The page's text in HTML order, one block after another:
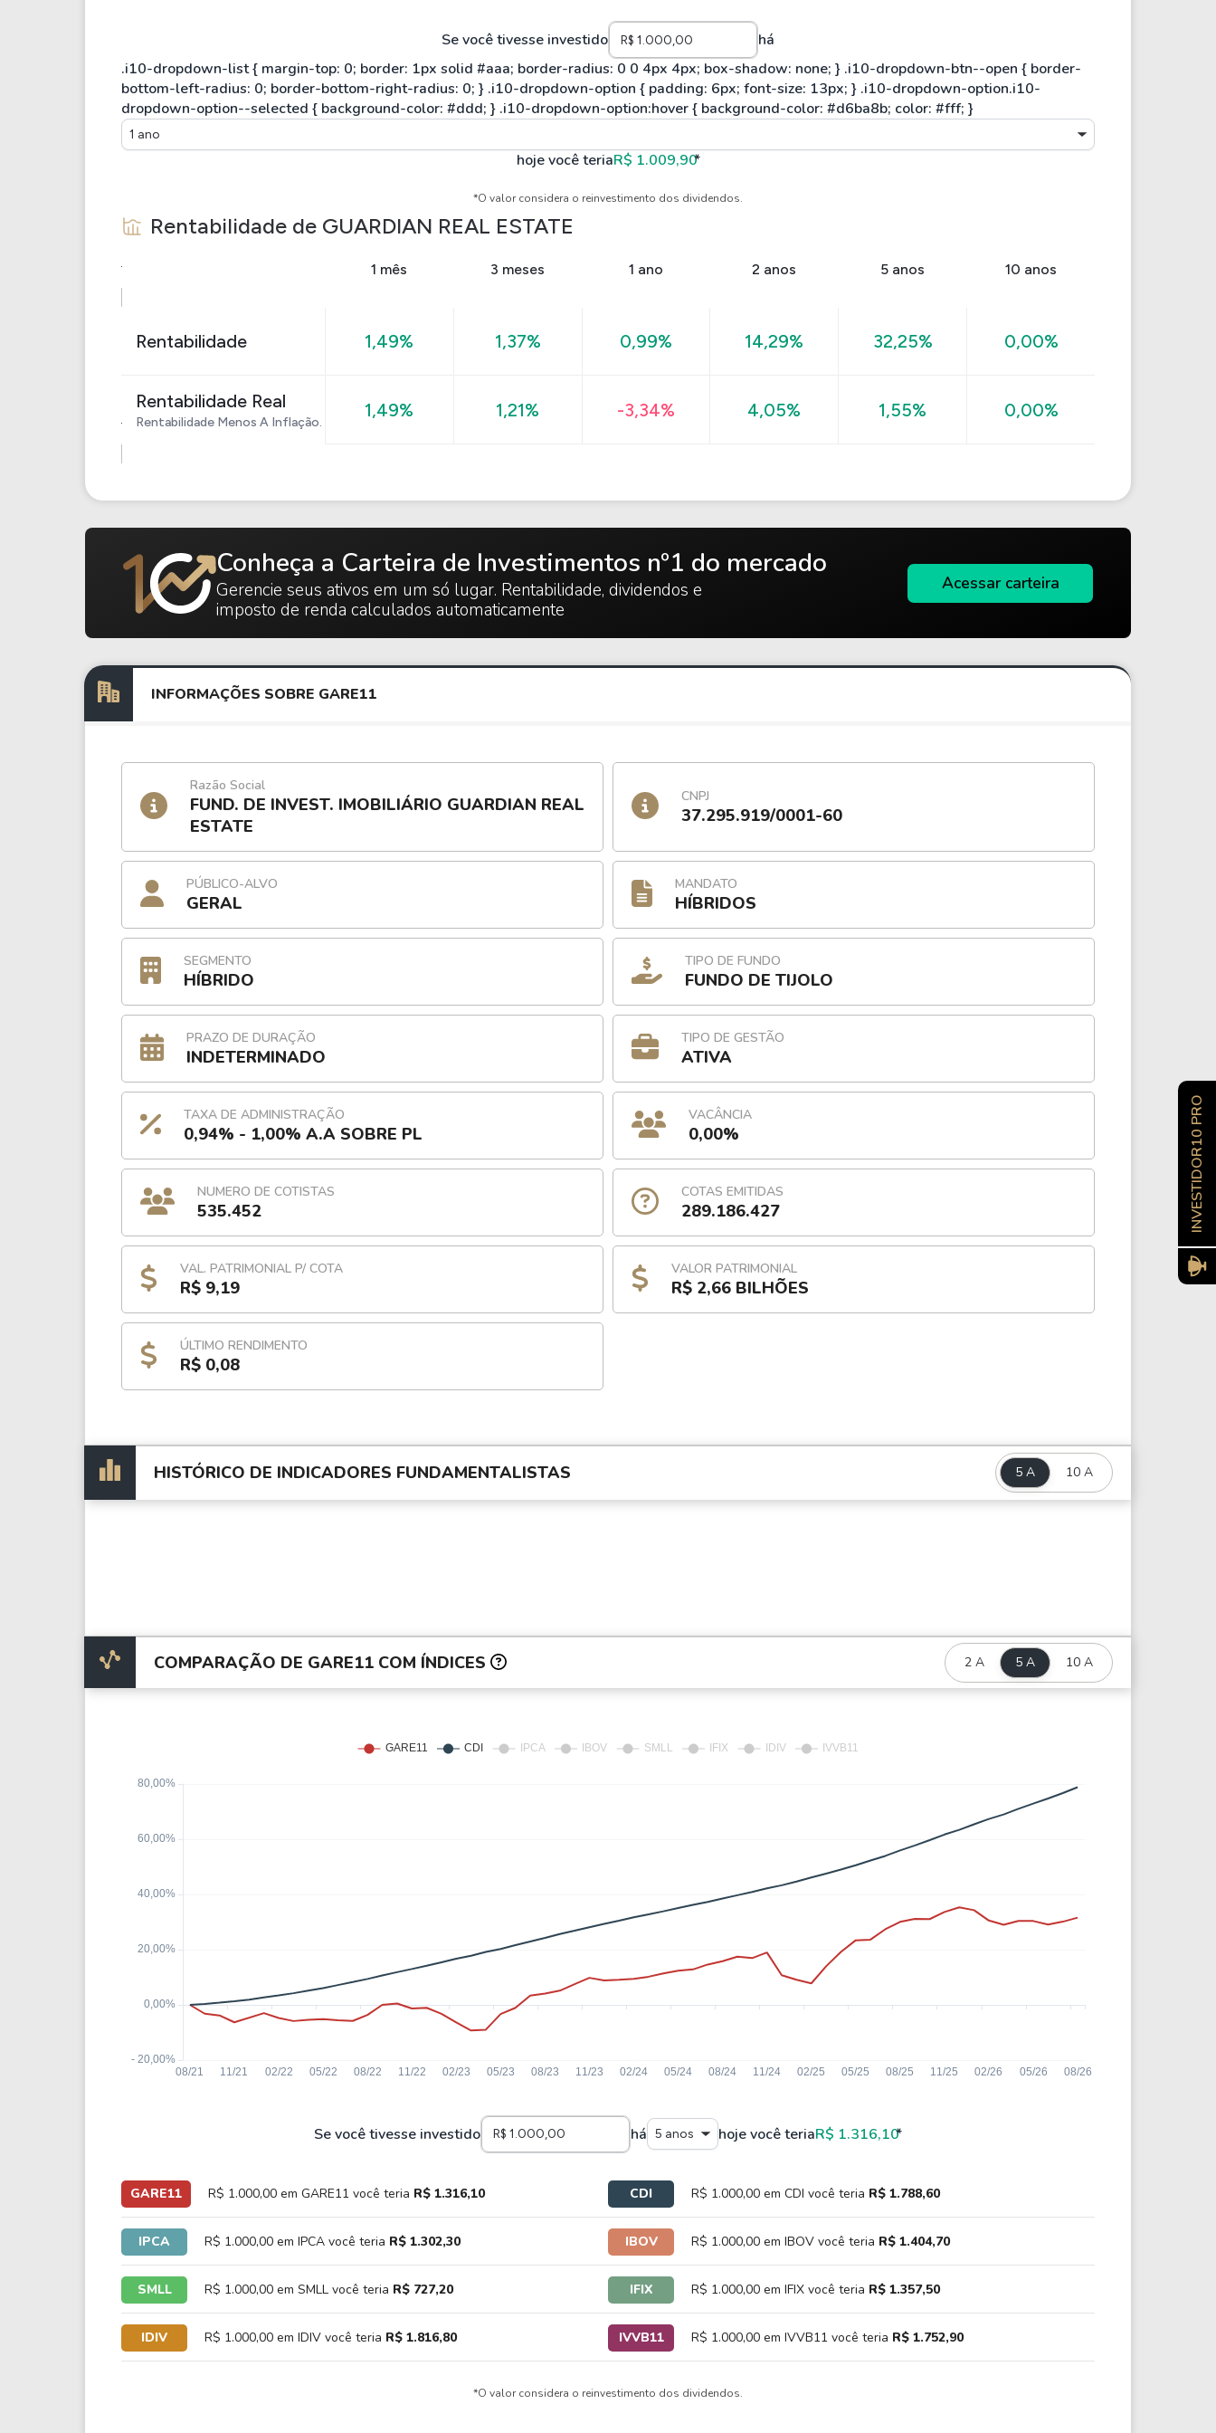
Se você tivesse investido há
1 ano
hoje você teriaR$ 1.009,90*
*O valor considera o reinvestimento dos dividendos.
Rentabilidade de GUARDIAN REAL ESTATE
1 mês 3 meses 1 ano 2 anos 5 anos 10 anos
Rentabilidade 1,49% 1,37% 0,99% 14,29% 32,25% 0,00%
Rentabilidade Real
Rentabilidade Menos A Inflação.
1,49% 1,21% -3,34% 4,05% 1,55% 0,00%
Conheça a Carteira de Investimentos nº1 do mercado
Gerencie seus ativos em um só lugar. Rentabilidade, dividendos e
imposto de renda calculados automaticamente
Acessar carteira
INFORMAÇÕES SOBRE GARE11
Razão Social
FUND. DE INVEST. IMOBILIÁRIO GUARDIAN REAL
ESTATE
CNPJ
37.295.919/0001-60
PÚBLICO-ALVO
GERAL
MANDATO
HÍBRIDOS
SEGMENTO
HÍBRIDO
TIPO DE FUNDO
FUNDO DE TIJOLO
PRAZO DE DURAÇÃO
INDETERMINADO
TIPO DE GESTÃO
ATIVA
TAXA DE ADMINISTRAÇÃO
0,94% - 1,00% A.A SOBRE PL
VACÂNCIA
0,00%
NUMERO DE COTISTAS
535.452
COTAS EMITIDAS
289.186.427
VAL. PATRIMONIAL P/ COTA
R$ 9,19
VALOR PATRIMONIAL
R$ 2,66 BILHÕES
ÚLTIMO RENDIMENTO
R$ 0,08
HISTÓRICO DE INDICADORES FUNDAMENTALISTAS 5 A 10 A
COMPARAÇÃO DE GARE11 COM ÍNDICES 2 A 5 A 10 A
Se você tivesse investido há 5 anos hoje você teriaR$ 1.316,10*
GARE11 R$ 1.000,00 em GARE11 você teria R$ 1.316,10 CDI R$ 1.000,00 em CDI você teria R$ 1.788,60
IPCA R$ 1.000,00 em IPCA você teria R$ 1.302,30 IBOV R$ 1.000,00 em IBOV você teria R$ 1.404,70
SMLL R$ 1.000,00 em SMLL você teria R$ 727,20 IFIX R$ 1.000,00 em IFIX você teria R$ 1.357,50
IDIV R$ 1.000,00 em IDIV você teria R$ 1.816,80 IVVB11 R$ 1.000,00 em IVVB11 você teria R$ 1.752,90
*O valor considera o reinvestimento dos dividendos.
INVESTIDOR10 PRO